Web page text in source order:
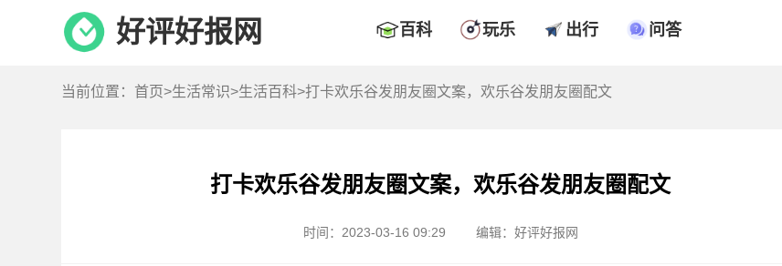
好评好报网 百科 玩乐 出行 问答
当前位置： 首页>生活常识>生活百科>打卡欢乐谷发朋友圈文案，欢乐谷发朋友圈配文
打卡欢乐谷发朋友圈文案，欢乐谷发朋友圈配文
时间：2023-03-16 09:29 编辑：好评好报网